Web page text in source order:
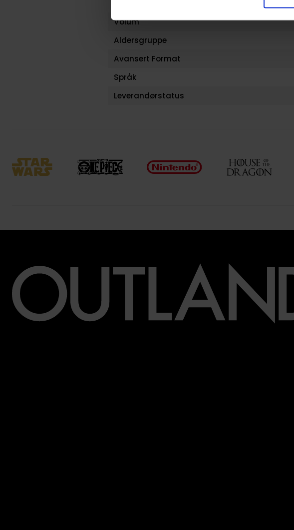
Volum
Aldersgruppe
Avansert Format
Språk
Leverandørstatus